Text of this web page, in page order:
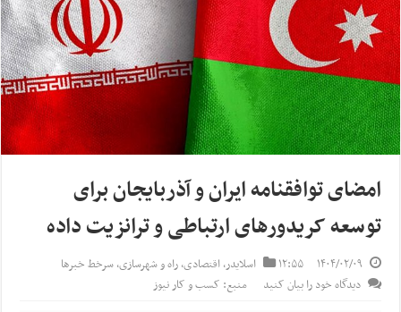
امضای توافقنامه ایران و آذربایجان برای
توسعه کریدورهای ارتباطی و ترانزیت داده
۱۴۰۴/۰۲/۰۹ ۱۲:۵۵ اسلایدر,اقتصادی,راه و شهرسازی,سرخط خبرها
دیدگاه خود را بیان کنید
منبع: کسب و کار نیوز